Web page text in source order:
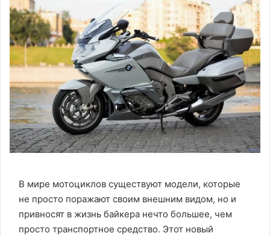
В мире мотоциклов существуют модели, которые
не просто поражают своим внешним видом, но и
привносят в жизнь байкера нечто большее, чем
просто транспортное средство. Этот новый